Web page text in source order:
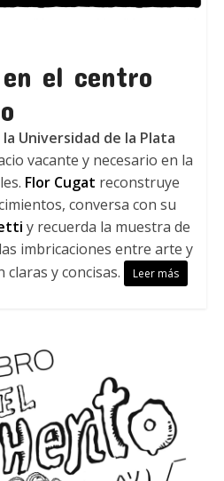
el centro
Universidad de la Plata
vacante y necesario en la
Flor Cugat reconstruye
conversa con su
y recuerda la muestra de
imbricaciones entre arte y
y concisas.
Leer más